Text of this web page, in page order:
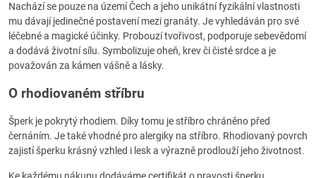
Nachází se pouze na území Čech a jeho unikátní fyzikální vlastnosti
mu dávají jedinečné postavení mezi granáty. Je vyhledáván pro své
léčebné a magické účinky. Probouzí tvořivost, podporuje sebevědomí
a dodává životní sílu. Symbolizuje oheň, krev či čisté srdce a je
považován za kámen vášně a lásky.
O rhodiovaném stříbru
Šperk je pokrytý rhodiem. Díky tomu je stříbro chráněno před
černáním. Je také vhodné pro alergiky na stříbro. Rhodiovaný povrch
zajistí šperku krásný vzhled i lesk a výrazně prodlouží jeho životnost.